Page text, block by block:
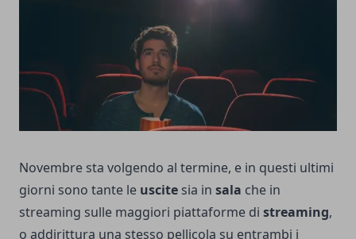
Novembre sta volgendo al termine, e in questi ultimi
giorni sono tante le uscite sia in sala che in
streaming sulle maggiori piattaforme di streaming,
o addirittura una stesso pellicola su entrambi i